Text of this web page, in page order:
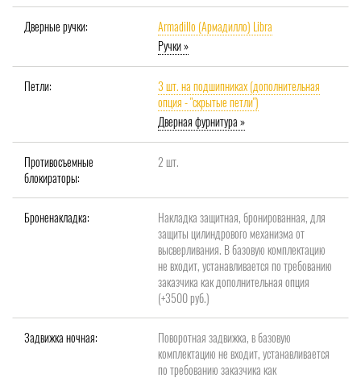
Дверные ручки:
Armadillo (Армадилло) Libra
Ручки »
Петли:
3 шт. на подшипниках (дополнительная
опция - "скрытые петли")
Дверная фурнитура »
Противосъемные
блокираторы:
2 шт.
Броненакладка:
Накладка защитная, бронированная, для
защиты цилиндрового механизма от
высверливания. В базовую комплектацию
не входит, устанавливается по требованию
заказчика как дополнительная опция
(+3500 руб.)
Задвижка ночная:
Поворотная задвижка, в базовую
комплектацию не входит, устанавливается
по требованию заказчика как